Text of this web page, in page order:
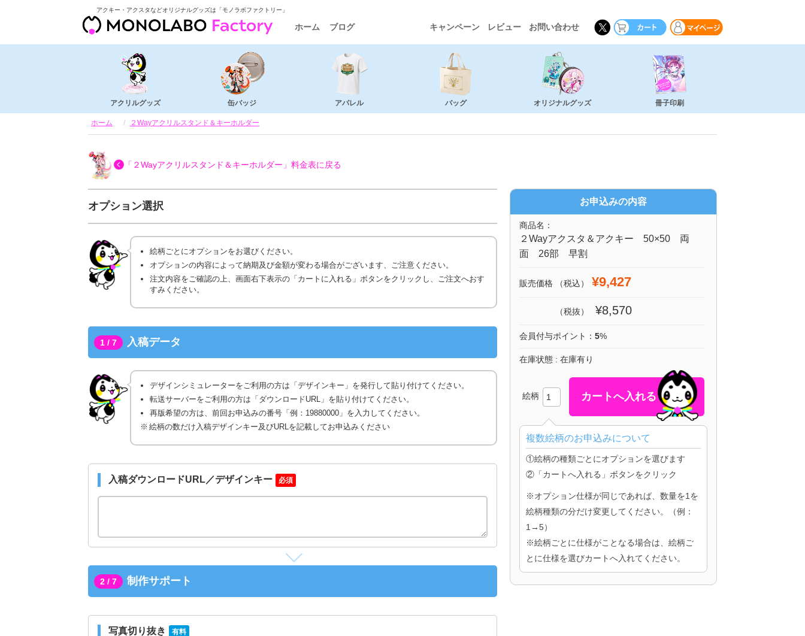
アクキー・アクスタなどオリジナルグッズは「モノラボファクトリー」
ホーム ブログ キャンペーン レビュー お問い合わせ
アクリルグッズ 缶バッジ アパレル バッグ オリジナルグッズ 冊子印刷
ホーム ２Wayアクリルスタンド＆キーホルダー
「２Wayアクリルスタンド＆キーホルダー」 料金表に戻る
オプション選択
絵柄ごとにオプションをお選びください。
オプションの内容によって納期及び金額が変わる場合がございます、ご注意ください。
注文内容をご確認の上、画面右下表示の「カートに入れる」ボタンをクリックし、ご注文へおす
すみください。
1 / 7 入稿データ
デザインシミュレーターをご利用の方は「デザインキー」を発行して貼り付けてください。
転送サーバーをご利用の方は「ダウンロードURL」を貼り付けてください。
再版希望の方は、前回お申込みの番号「例：19880000」を入力してください。
絵柄の数だけ入稿デザインキー及びURLを記載してお申込みください
入稿ダウンロードURL／デザインキー 必須
2 / 7 制作サポート
写真切り抜き 有料
お申込みの内容
商品名：
２Wayアクスタ＆アクキー 50×50 両
面 26部 早割
販売価格 （税込） ¥9,427
（税抜） ¥8,570
会員付与ポイント： 5%
在庫状態 : 在庫有り
絵柄
複数絵柄のお申込みについて
①絵柄の種類ごとにオプションを選びます
②「カートへ入れる」ボタンをクリック
※オプション仕様が同じであれば、数量を1を
絵柄種類の分だけ変更してください。（例：
1→5）
※絵柄ごとに仕様がことなる場合は、絵柄ご
とに仕様を選びカートへ入れてください。